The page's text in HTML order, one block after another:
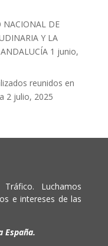
NACIONAL DE
Y LA
1 junio,
reunidos en
2 julio, 2025
Luchamos
e intereses de las
España.